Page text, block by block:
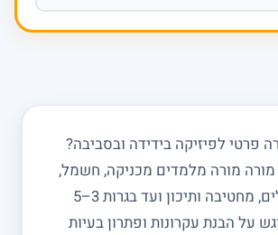
פרטי לפיזיקה בידידה ובסביבה?
מורה מלמדים מכניקה, חשמל,
אופטיקה וגלים, מחטיבה ותיכון ועד בגרות 3–5
על הבנת עקרונות ופתרון בעיות